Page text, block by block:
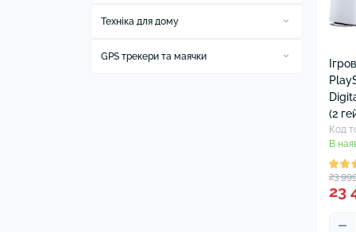
Зубні щітки електричні та
Зубні щітки електричні та
Техніка для дому
Очищувачі повітря
GPS трекери та маячки
(2
Код
В
23
23